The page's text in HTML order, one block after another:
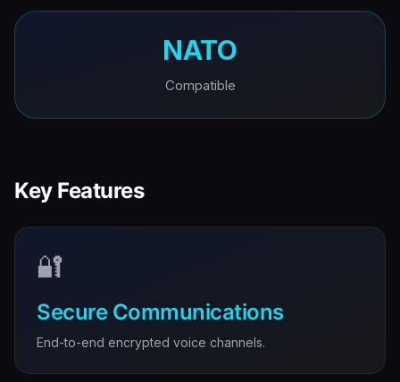
NATO
Compatible
Key Features
🔐
Secure Communications
End-to-end encrypted voice channels.